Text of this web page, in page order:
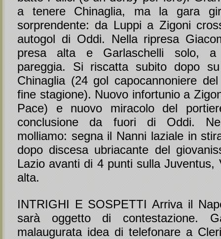
a tenere Chinaglia, ma la gara
sorprendente: da Luppi a Zigoni
autogol di Oddi. Nella ripresa
presa alta e Garlaschelli solo, a
pareggia. Si riscatta subito dopo
Chinaglia (24 gol capocannoniere
fine stagione). Nuovo infortunio a
Pace) e nuovo miracolo del
conclusione da fuori di Oddi.
molliamo: segna il Nanni laziale in
dopo discesa ubriacante del
Lazio avanti di 4 punti sulla Juventus,
alta.
INTRIGHI E SOSPETTI Arriva il
sarà oggetto di contestazione.
malaugurata idea di telefonare a